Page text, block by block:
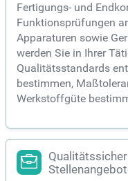
Fertigungs- und
Funktionsprüfungen
Apparaturen sowie
werden Sie in Ihrer
Qualitätsstandards
bestimmen,
Werkstoffgüte